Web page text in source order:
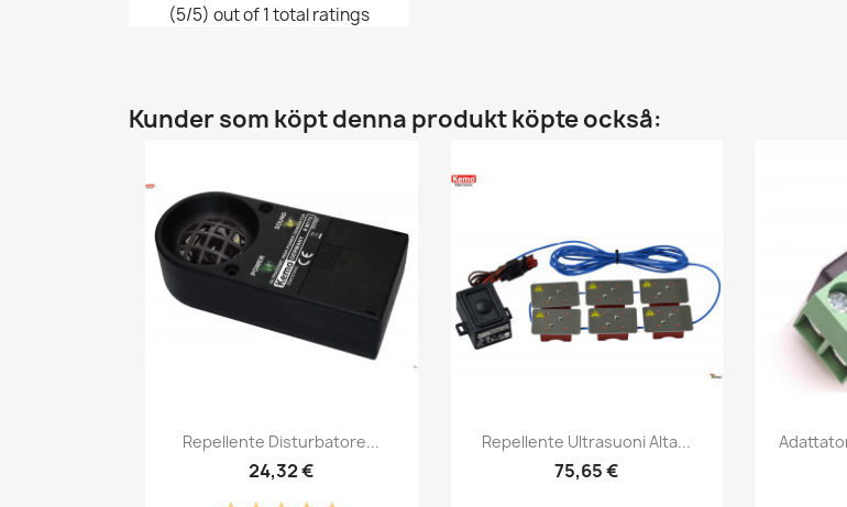
(5/5) out of 1 total ratings
Kunder som köpt denna produkt köpte också:
Snabbvy
Repellente Disturbatore...
24,32 €
Snabbvy
Repellente Ultrasuoni Alta...
75,65 €